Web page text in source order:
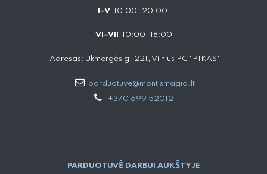
I–V 10:00–20:00
VI–VII 10:00–18:00
Adresas: Ukmergės g. 221, Vilnius PC "PIKAS"
parduotuve@montismagia.lt
+370 699 52012
PARDUOTUVĖ DARBUI AUKŠTYJE